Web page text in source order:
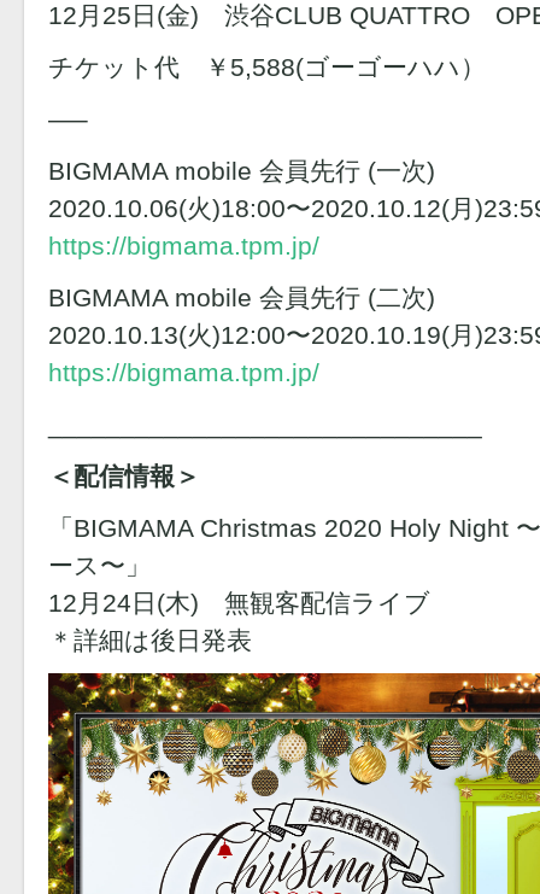
12月25日(金) 渋谷CLUB QUATTRO
チケット代 ￥5,588(ゴーゴーハハ）
—–
BIGMAMA mobile 会員先行 (一次)
2020.10.06(火)18:00〜2020.10.12(月
https://bigmama.tpm.jp/
BIGMAMA mobile 会員先行 (二次)
2020.10.13(火)12:00〜2020.10.19(月
https://bigmama.tpm.jp/
＜配信情報＞
「BIGMAMA Christmas 2020 Holy Night
ース〜」
12月24日(木) 無観客配信ライブ
＊詳細は後日発表